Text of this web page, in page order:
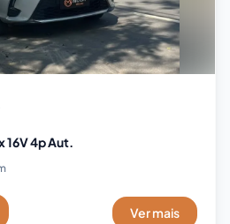
16V 4p Aut.
Ver mais